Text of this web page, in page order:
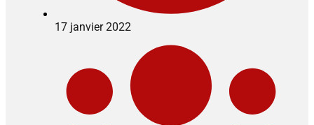
17 janvier 2022